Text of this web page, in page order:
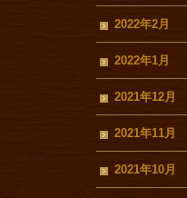
2022年2月
2022年1月
2021年12月
2021年11月
2021年10月